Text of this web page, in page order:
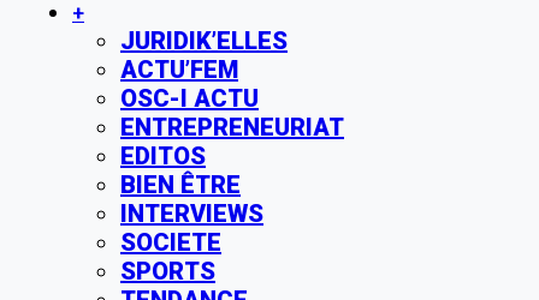
+
JURIDIK’ELLES
ACTU’FEM
OSC-I ACTU
ENTREPRENEURIAT
EDITOS
BIEN ÊTRE
INTERVIEWS
SOCIETE
SPORTS